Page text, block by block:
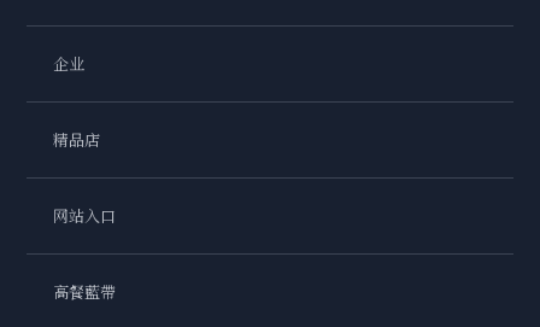
企业
精品店
网站入口
高餐藍帶